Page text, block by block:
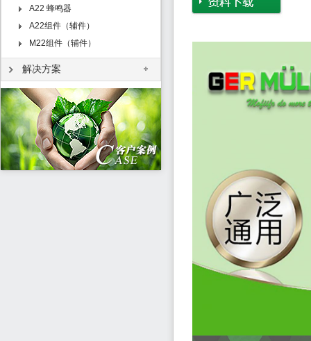
A22 蜂鸣器
A22组件（辅件）
M22组件（辅件）
解决方案